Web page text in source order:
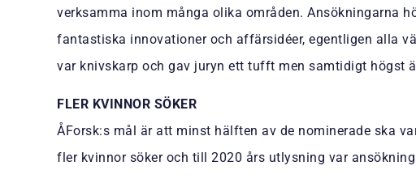
verksamma inom många olika områden. Ansökningarna
fantastiska innovationer och affärsidéer, egentligen alla
var knivskarp och gav juryn ett tufft men samtidigt högst
FLER KVINNOR SÖKER
ÅForsk:s mål är att minst hälften av de nominerade ska
fler kvinnor söker och till 2020 års utlysning var